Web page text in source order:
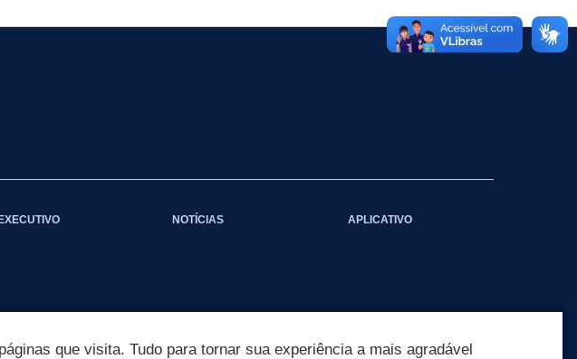
NOTÍCIAS APLICATIVO
que visita. Tudo para tornar sua experiência a mais agradável